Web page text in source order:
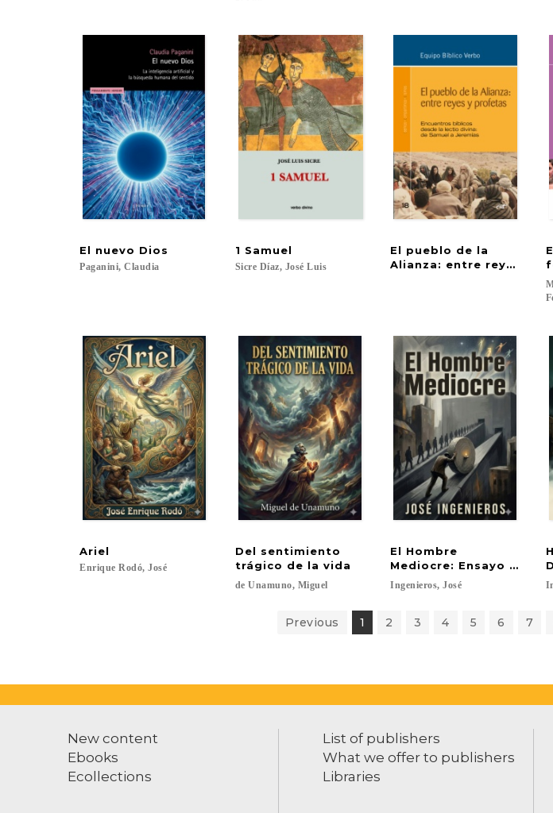
El nuevo Dios
Paganini, Claudia
1 Samuel
Sicre Díaz, José Luis
El pueblo de la
Alianza: entre reyes y
Ariel
Enrique Rodó, José
Del sentimiento
trágico de la vida
de Unamuno, Miguel
El Hombre
Mediocre: Ensayo de
Ingenieros, José
Previous 1 2 3 4 5 6 7
New content
Ebooks
Ecollections
List of publishers
What we offer to publishers
Libraries